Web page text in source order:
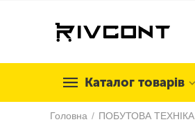
Каталог товарів
Головна / ПОБУТОВА ТЕХНІКА